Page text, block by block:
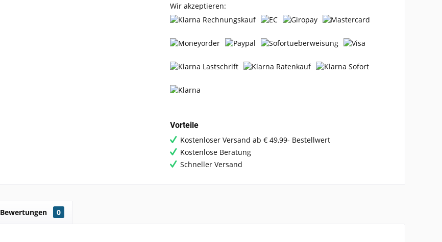
Wir akzeptieren:
Vorteile
Kostenloser Versand ab € 49,99- Bestellwert
Kostenlose Beratung
Schneller Versand
Bewertungen 0